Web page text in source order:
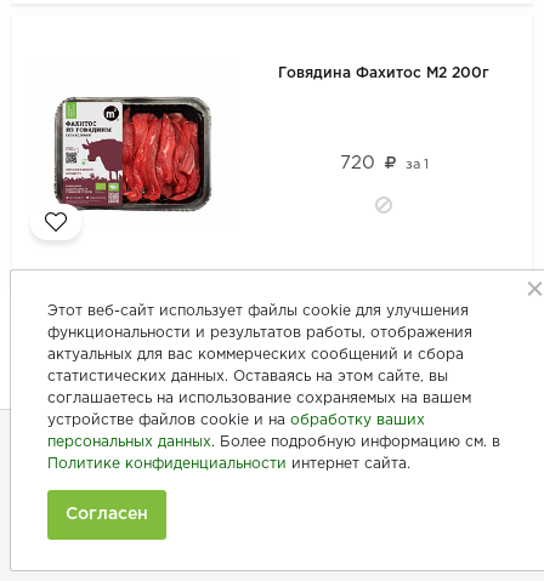
Говядина Фахитос М2 200г
720 за 1
1 - 60 из 160
Начало | Пред. |1 2 3|След.|Конец
+7 (902) 375-20-10
Этот веб-сайт использует файлы cookie для улучшения
функциональности и результатов работы, отображения
актуальных для вас коммерческих сообщений и сбора
статистических данных. Оставаясь на этом сайте, вы
соглашаетесь на использование сохраняемых на вашем
устройстве файлов cookie и на обработку ваших
персональных данных. Более подробную информацию см. в
Политике конфиденциальности интернет сайта.
Согласен